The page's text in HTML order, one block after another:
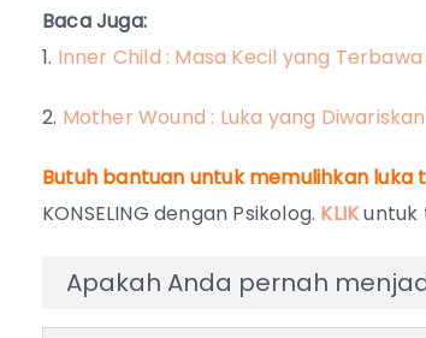
Baca Juga:
1. Inner Child : Masa Kecil yang
2. Mother Wound : Luka yang
Butuh bantuan untuk memulihkan luka
KONSELING dengan Psikolog. KLIKuntuk
Apakah Anda pernah